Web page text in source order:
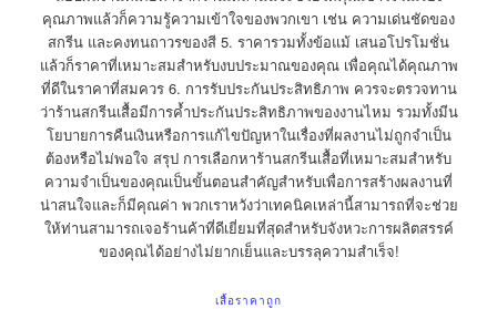
คุณภาพแล้วก็ความรู้ความเข้าใจของพวกเขา เช่น ความเด่นชัดของ
สกรีน และคงทนถาวรของสี 5. ราคารวมทั้งข้อแม้ เสนอโปรโมชั่น
แล้วก็ราคาที่เหมาะสมสำหรับงบประมาณของคุณ เพื่อคุณได้คุณภาพ
ที่ดีในราคาที่สมควร 6. การรับประกันประสิทธิภาพ ควรจะตรวจทาน
ว่าร้านสกรีนเสื้อมีการค้ำประกันประสิทธิภาพของงานไหม รวมทั้งมีน
โยบายการคืนเงินหรือการแก้ไขปัญหาในเรื่องที่ผลงานไม่ถูกจำเป็น
ต้องหรือไม่พอใจ สรุป การเลือกหาร้านสกรีนเสื้อที่เหมาะสมสำหรับ
ความจำเป็นของคุณเป็นขั้นตอนสำคัญสำหรับเพื่อการสร้างผลงานที่
น่าสนใจและก็มีคุณค่า พวกเราหวังว่าเทคนิคเหล่านี้สามารถที่จะช่วย
ให้ท่านสามารถเจอร้านค้าที่ดีเยี่ยมที่สุดสำหรับจังหวะการผลิตสรรค์
ของคุณได้อย่างไม่ยากเย็นและบรรลุความสำเร็จ!
เสื้อราคาถูก